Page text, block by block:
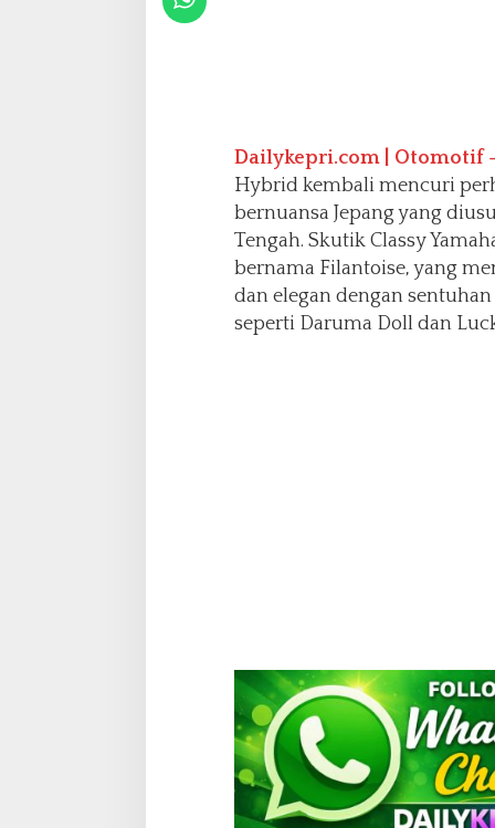
d
i
S
o
o
t
a
Dailykepri.com | Otomotif
Hybrid kembali mencuri
bernuansa Jepang yang
Tengah. Skutik Classy
bernama Filantoise, yang
dan elegan dengan
seperti Daruma Doll dan